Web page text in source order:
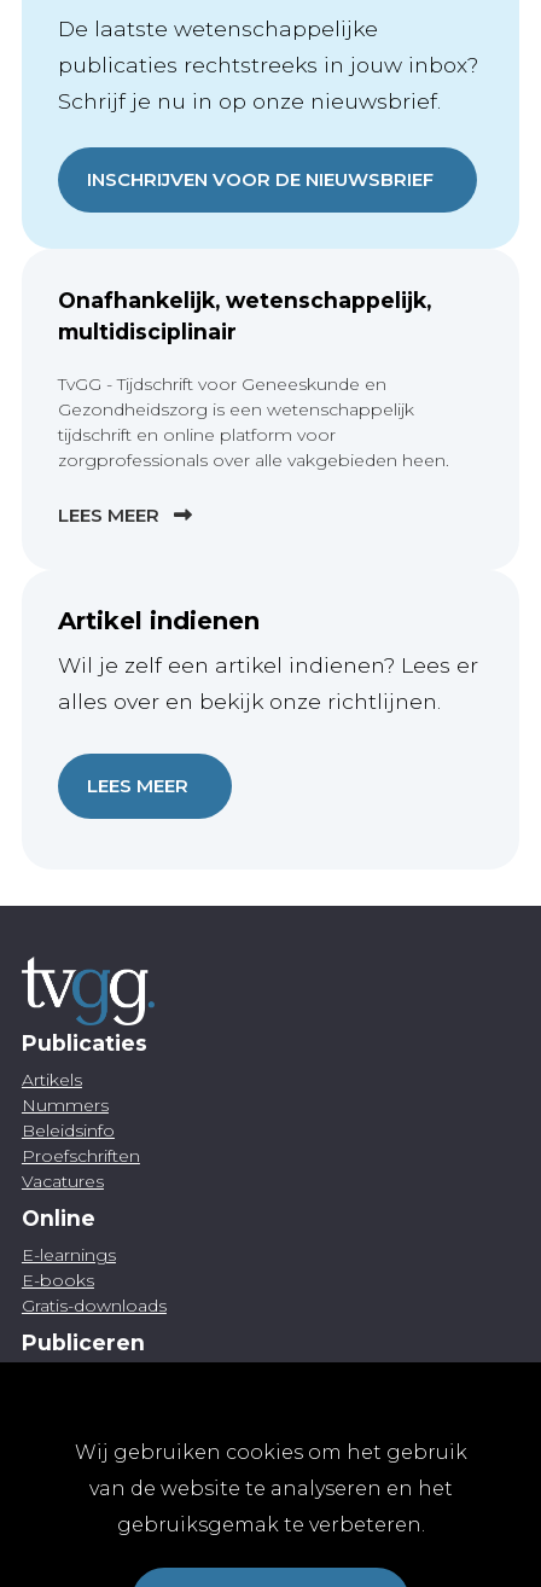
Wij gebruiken cookies om het gebruik
van de website te analyseren en het
gebruiksgemak te verbeteren.
De laatste wetenschappelijke
publicaties rechtstreeks in jouw inbox?
Schrijf je nu in op onze nieuwsbrief.
INSCHRIJVEN VOOR DE NIEUWSBRIEF
Onafhankelijk, wetenschappelijk,
multidisciplinair
TvGG - Tijdschrift voor Geneeskunde en
Gezondheidszorg is een wetenschappelijk
tijdschrift en online platform voor
zorgprofessionals over alle vakgebieden heen.
LEES MEER
Artikel indienen
Wil je zelf een artikel indienen? Lees er
alles over en bekijk onze richtlijnen.
LEES MEER
Publicaties
Artikels
Nummers
Beleidsinfo
Proefschriften
Vacatures
Online
E-learnings
E-books
Gratis-downloads
Publiceren
Abonnementen
Algemene abonnementsvoorwaarden